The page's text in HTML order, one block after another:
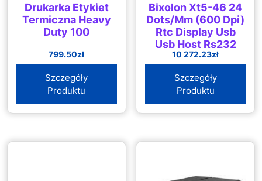
Drukarka Etykiet
Termiczna Heavy
Duty 100
799.50zł
Szczegóły
Produktu
Bixolon Xt5-46 24
Dots/Mm (600 Dpi)
Rtc Display Usb
Usb Host Rs232
Ethernet Black
(XT546S)
10 272.23zł
Szczegóły
Produktu